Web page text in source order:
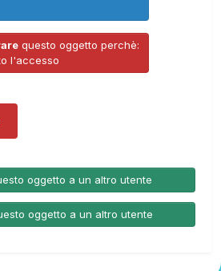
questo oggetto perchè:
l'accesso
oggetto a un altro utente
oggetto a un altro utente